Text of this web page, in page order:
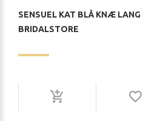
SENSUEL KAT BLÅ KNÆ
BRIDALSTORE